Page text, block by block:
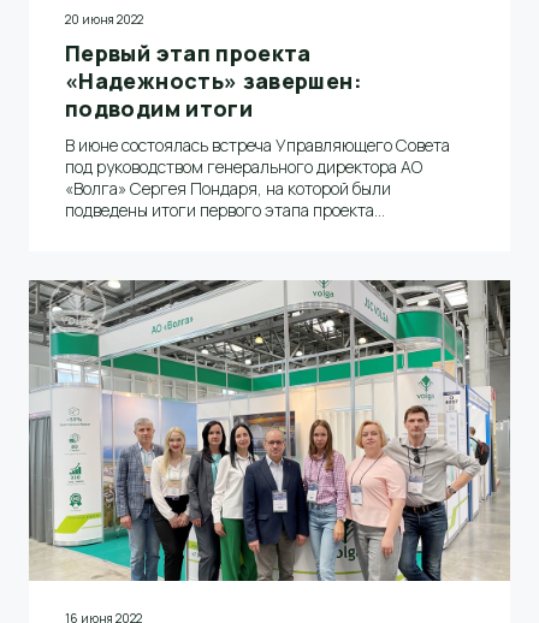
20 июня 2022
Первый этап проекта
«Надежность» завершен:
подводим итоги
В июне состоялась встреча Управляющего Совета
под руководством генерального директора АО
«Волга» Сергея Пондаря, на которой были
подведены итоги первого этапа проекта
16 июня 2022